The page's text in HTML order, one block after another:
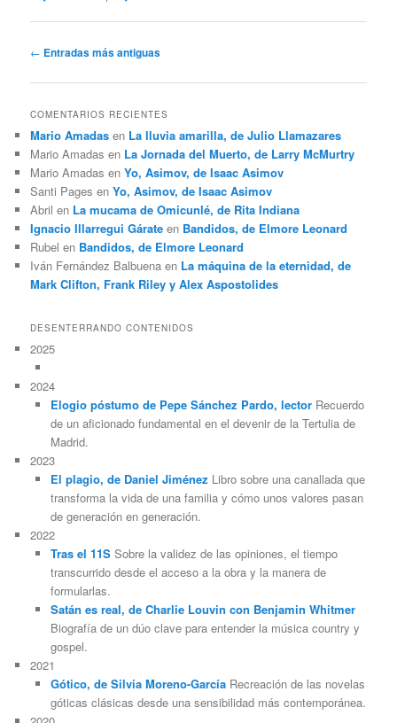
Navegación
entradas
← Entradas más antiguas
COMENTARIOS RECIENTES
Mario Amadas en La lluvia amarilla, de Julio Llamazares
Mario Amadas en La Jornada del Muerto, de Larry McMurtry
Mario Amadas enYo, Asimov, de Isaac Asimov
Santi Pages enYo, Asimov, de Isaac Asimov
Abril en La mucama de Omicunlé, de Rita Indiana
Ignacio Illarregui Gárate en Bandidos, de Elmore Leonard
Rubel en Bandidos, de Elmore Leonard
Iván Fernández Balbuena en La máquina de la eternidad, de
Mark Clifton, Frank Riley y Alex Aspostolides
DESENTERRANDO CONTENIDOS
2025
2024
Elogio póstumo de Pepe Sánchez Pardo, lectorRecuerdo
de un aficionado fundamental en el devenir de la Tertulia de
Madrid.
2023
El plagio, de Daniel Jiménez Libro sobre una canallada que
transforma la vida de una familia y cómo unos valores pasan
de generación en generación.
2022
Tras el 11SSobre la validez de las opiniones, el tiempo
transcurrido desde el acceso a la obra y la manera de
formularlas.
Satán es real, de Charlie Louvin con Benjamin Whitmer
Biografía de un dúo clave para entender la música country y
gospel.
2021
Gótico, de Silvia Moreno-GarcíaRecreación de las novelas
góticas clásicas desde una sensibilidad más contemporánea.